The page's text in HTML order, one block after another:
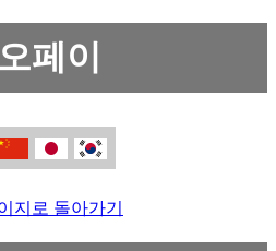
페이
지로 돌아가기